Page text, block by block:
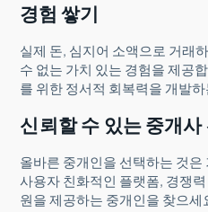
경험 쌓기
실제 돈, 심지어 소액으로 거래
수 없는 가치 있는 경험을 제공
를 위한 정서적 회복력을 개발
신뢰할 수 있는 중개사
올바른 중개인을 선택하는 것
사용자 친화적인 플랫폼, 경쟁
원을 제공하는 중개인을 찾으세